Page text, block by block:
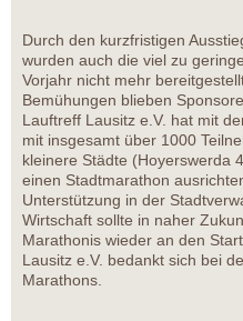
Durch den kurzfristigen
wurden auch die viel zu
Vorjahr nicht mehr
Bemühungen blieben
Lauftreff Lausitz e.V. hat mit
mit insgesamt über 1000
kleinere Städte (Hoyerswerda
einen Stadtmarathon
Unterstützung in der
Wirtschaft sollte in naher
Marathonis wieder an den
Lausitz e.V. bedankt sich bei
Marathons.